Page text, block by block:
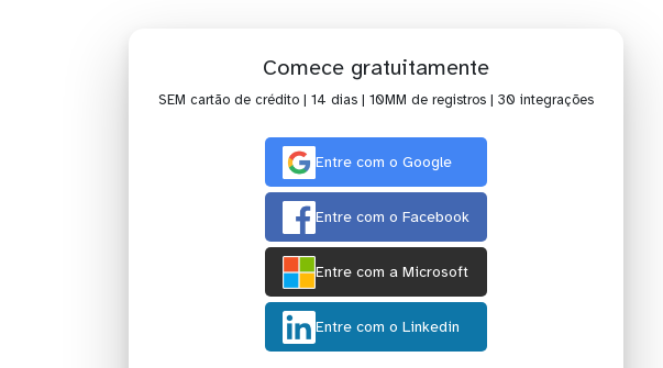
Comece gratuitamente
SEM cartão de crédito | 14 dias | 10MM de registros | 30 integrações
Entre com o Google
Entre com o Facebook
Entre com a Microsoft
Entre com o Linkedin